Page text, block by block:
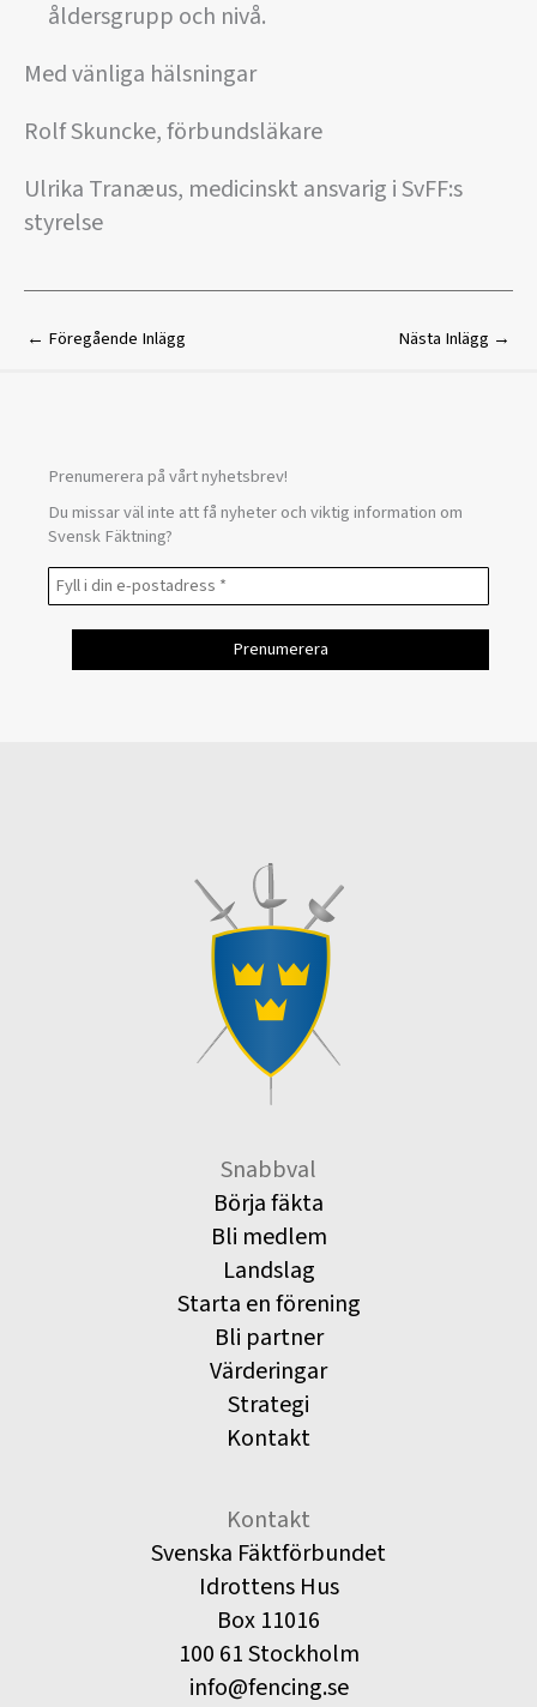
åldersgrupp och nivå.
Med vänliga hälsningar
Rolf Skuncke, förbundsläkare
Ulrika Tranæus, medicinskt ansvarig i SvFF:s
styrelse
← Föregående Inlägg Nästa Inlägg →
Prenumerera på vårt nyhetsbrev!
Du missar väl inte att få nyheter och viktig information om
Svensk Fäktning?
Snabbval
Börja fäkta
Bli medlem
Landslag
Starta en förening
Bli partner
Värderingar
Strategi
Kontakt
Kontakt
Svenska Fäktförbundet
Idrottens Hus
Box 11016
100 61 Stockholm
info@fencing.se